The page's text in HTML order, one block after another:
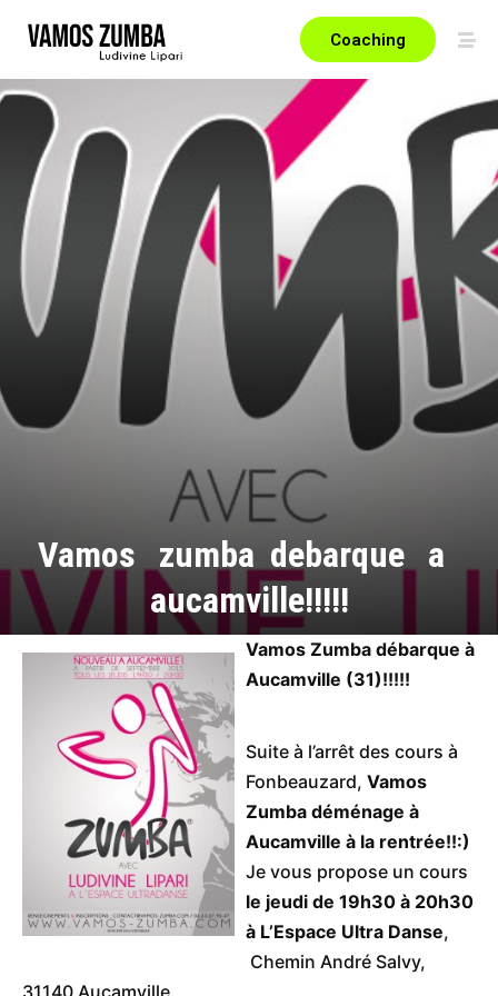
Coaching
Vamos zumba debarque a
aucamville!!!!!
Vamos Zumba débarque à
Aucamville (31)!!!!!
Suite à l’arrêt des cours à
Fonbeauzard, Vamos
Zumba déménage à
Aucamville à la rentrée!!:)
Je vous propose un cours
le jeudi de 19h30 à 20h30
à L’Espace Ultra Danse,
Chemin André Salvy,